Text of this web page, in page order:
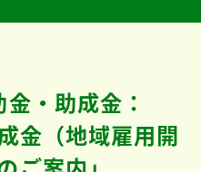
金・助成金：
金（地域雇用開